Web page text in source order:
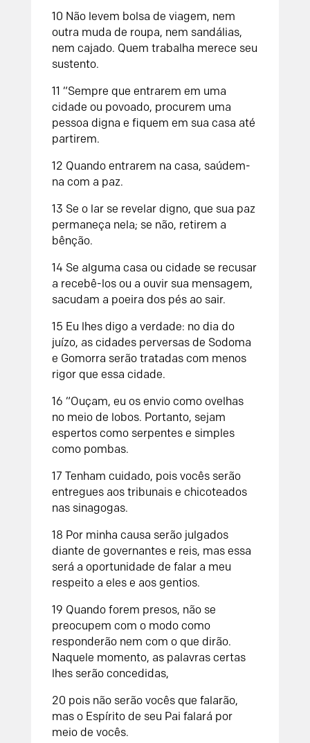
10 Não levem bolsa de viagem, nem
outra muda de roupa, nem sandálias,
nem cajado. Quem trabalha merece seu
sustento.
11 “Sempre que entrarem em uma
cidade ou povoado, procurem uma
pessoa digna e fiquem em sua casa até
partirem.
12 Quando entrarem na casa, saúdem-
na com a paz.
13 Se o lar se revelar digno, que sua paz
permaneça nela; se não, retirem a
bênção.
14 Se alguma casa ou cidade se recusar
a recebê-los ou a ouvir sua mensagem,
sacudam a poeira dos pés ao sair.
15 Eu lhes digo a verdade: no dia do
juízo, as cidades perversas de Sodoma
e Gomorra serão tratadas com menos
rigor que essa cidade.
16 “Ouçam, eu os envio como ovelhas
no meio de lobos. Portanto, sejam
espertos como serpentes e simples
como pombas.
17 Tenham cuidado, pois vocês serão
entregues aos tribunais e chicoteados
nas sinagogas.
18 Por minha causa serão julgados
diante de governantes e reis, mas essa
será a oportunidade de falar a meu
respeito a eles e aos gentios.
19 Quando forem presos, não se
preocupem com o modo como
responderão nem com o que dirão.
Naquele momento, as palavras certas
lhes serão concedidas,
20 pois não serão vocês que falarão,
mas o Espírito de seu Pai falará por
meio de vocês.